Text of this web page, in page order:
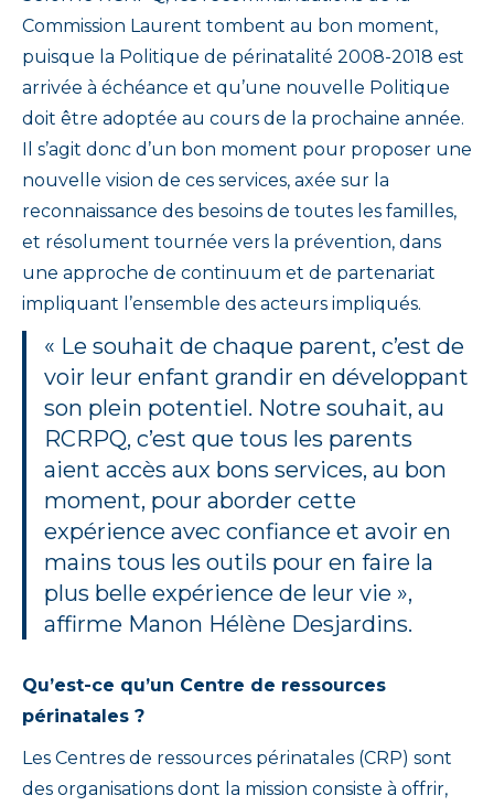
Commission Laurent tombent au bon moment,
puisque la Politique de périnatalité 2008-2018 est
arrivée à échéance et qu’une nouvelle Politique
doit être adoptée au cours de la prochaine année.
Il s’agit donc d’un bon moment pour proposer une
nouvelle vision de ces services, axée sur la
reconnaissance des besoins de toutes les familles,
et résolument tournée vers la prévention, dans
une approche de continuum et de partenariat
impliquant l’ensemble des acteurs impliqués.
« Le souhait de chaque parent, c’est de
voir leur enfant grandir en développant
son plein potentiel. Notre souhait, au
RCRPQ, c’est que tous les parents
aient accès aux bons services, au bon
moment, pour aborder cette
expérience avec confiance et avoir en
mains tous les outils pour en faire la
plus belle expérience de leur vie »,
affirme Manon Hélène Desjardins.
Qu’est-ce qu’un Centre de ressources
périnatales ?
Les Centres de ressources périnatales (CRP) sont
des organisations dont la mission consiste à offrir,